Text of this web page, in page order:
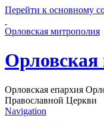
Перейти к основному
Орловская митрополия
Орловская епархия
Православной Церкви
Navigation